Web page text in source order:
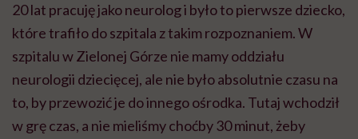
20 lat pracuję jako neurolog i było to pierwsze dziecko,
które trafiło do szpitala z takim rozpoznaniem. W
szpitalu w Zielonej Górze nie mamy oddziału
neurologii dziecięcej, ale nie było absolutnie czasu na
to, by przewozić je do innego ośrodka. Tutaj wchodził
w grę czas, a nie mieliśmy choćby 30 minut, żeby